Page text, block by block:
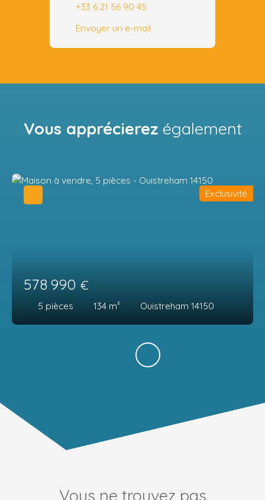
+33 6 21 56 90 45
Envoyer un e-mail
Vous apprécierez également
578 990 €
5 pièces 134 m² Ouistreham 14150
Exclusivité
Vous ne trouvez pas